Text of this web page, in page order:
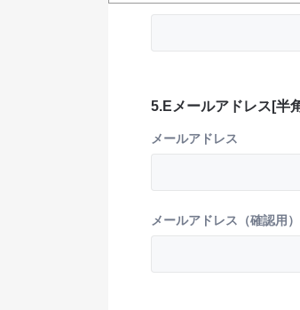
5.Eメールアドレス[半
メールアドレス
メールアドレス（確認用）